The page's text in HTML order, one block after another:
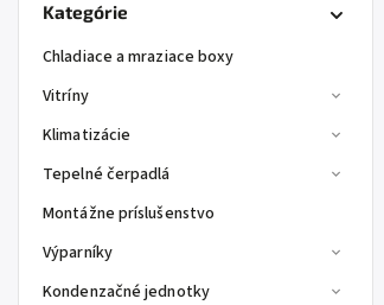
Kategórie
Chladiace a mraziace boxy
Vitríny
Klimatizácie
Tepelné čerpadlá
Montážne príslušenstvo
Výparníky
Kondenzačné jednotky